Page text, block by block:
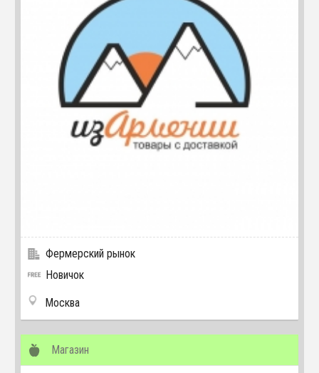
Фермерский рынок
Новичок
Москва
Магазин